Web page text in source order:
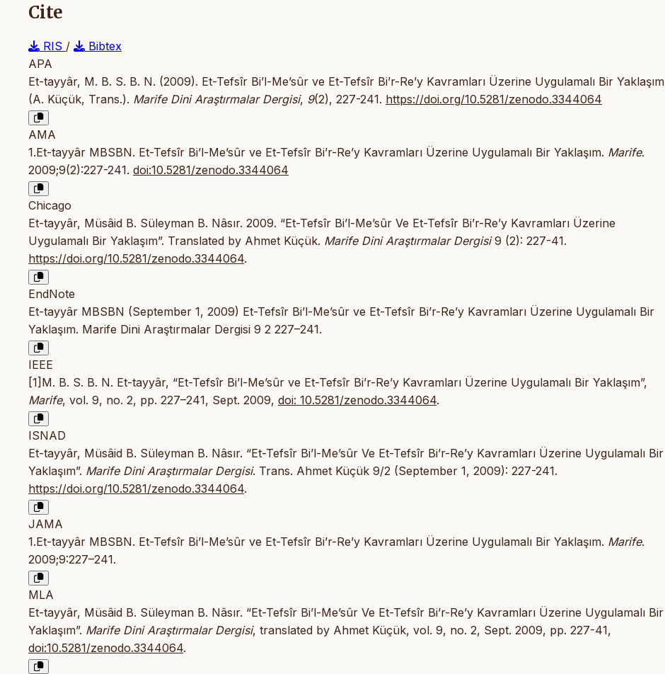
Cite
RIS /
Bibtex
APA
Et-tayyâr, M. B. S. B. N. (2009). Et-Tefsîr Bi’l-Me’sûr ve Et-Tefsîr Bi’r-Re’y Kavramları Üzerine Uygulamalı Bir Yaklaşım
(A. Küçük, Trans.). Marife Dini Araştırmalar Dergisi, 9(2), 227-241. https://doi.org/10.5281/zenodo.3344064
AMA
1.Et-tayyâr MBSBN. Et-Tefsîr Bi’l-Me’sûr ve Et-Tefsîr Bi’r-Re’y Kavramları Üzerine Uygulamalı Bir Yaklaşım. Marife.
2009;9(2):227-241. doi:10.5281/zenodo.3344064
Chicago
Et-tayyâr, Müsâid B. Süleyman B. Nâsır. 2009. “Et-Tefsîr Bi’l-Me’sûr Ve Et-Tefsîr Bi’r-Re’y Kavramları Üzerine
Uygulamalı Bir Yaklaşım”. Translated by Ahmet Küçük. Marife Dini Araştırmalar Dergisi9 (2): 227-41.
https://doi.org/10.5281/zenodo.3344064.
EndNote
Et-tayyâr MBSBN (September 1, 2009) Et-Tefsîr Bi’l-Me’sûr ve Et-Tefsîr Bi’r-Re’y Kavramları Üzerine Uygulamalı Bir
Yaklaşım. Marife Dini Araştırmalar Dergisi 9 2 227–241.
IEEE
[1]M. B. S. B. N. Et-tayyâr, “Et-Tefsîr Bi’l-Me’sûr ve Et-Tefsîr Bi’r-Re’y Kavramları Üzerine Uygulamalı Bir Yaklaşım”,
Marife, vol. 9, no. 2, pp. 227–241, Sept. 2009, doi: 10.5281/zenodo.3344064.
ISNAD
Et-tayyâr, Müsâid B. Süleyman B. Nâsır. “Et-Tefsîr Bi’l-Me’sûr Ve Et-Tefsîr Bi’r-Re’y Kavramları Üzerine Uygulamalı Bir
Yaklaşım”. Marife Dini Araştırmalar Dergisi. Trans. Ahmet Küçük 9/2 (September 1, 2009): 227-241.
https://doi.org/10.5281/zenodo.3344064.
JAMA
1.Et-tayyâr MBSBN. Et-Tefsîr Bi’l-Me’sûr ve Et-Tefsîr Bi’r-Re’y Kavramları Üzerine Uygulamalı Bir Yaklaşım. Marife.
2009;9:227–241.
MLA
Et-tayyâr, Müsâid B. Süleyman B. Nâsır. “Et-Tefsîr Bi’l-Me’sûr Ve Et-Tefsîr Bi’r-Re’y Kavramları Üzerine Uygulamalı Bir
Yaklaşım”. Marife Dini Araştırmalar Dergisi, translated by Ahmet Küçük, vol. 9, no. 2, Sept. 2009, pp. 227-41,
doi:10.5281/zenodo.3344064.